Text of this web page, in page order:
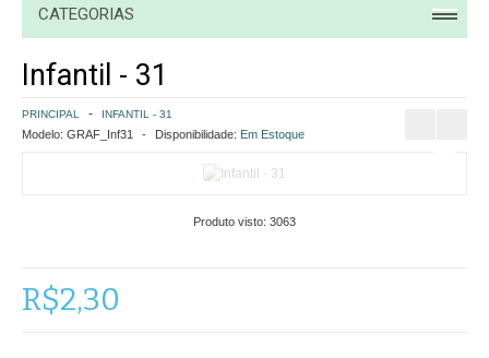
CONTATO
COMO COMPRAR
POLÍTICA DE FRETE GRÁTIS
CONTATO
CATEGORIAS
Infantil - 31
PRINCIPAL INFANTIL - 31
Modelo: GRAF_Inf31 Disponibilidade: Em Estoque
Produto visto: 3063
R$2,30